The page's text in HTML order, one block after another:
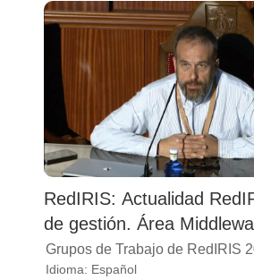
RedIRIS: Actualidad
de gestión. Área
Grupos de Trabajo de RedIRIS
Idioma: Español